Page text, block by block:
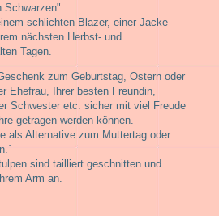
schlichten Blazer, einer Jacke
nächsten Herbst- und
Tagen.
zum Geburtstag, Ostern oder
Ehefrau, Ihrer besten Freundin,
Schwester etc. sicher mit viel Freude
getragen werden können.
als Alternative zum Muttertag oder
sind tailliert geschnitten und
Arm an.